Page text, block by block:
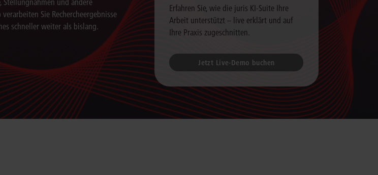
Stellungnahmen und andere
verarbeiten Sie Rechercheergebnisse
schneller weiter als bislang.
Erfahren Sie, wie die juris KI-Suite Ihre
Arbeit unterstützt – live erklärt und auf
Ihre Praxis zugeschnitten.
Jetzt Live-Demo buchen